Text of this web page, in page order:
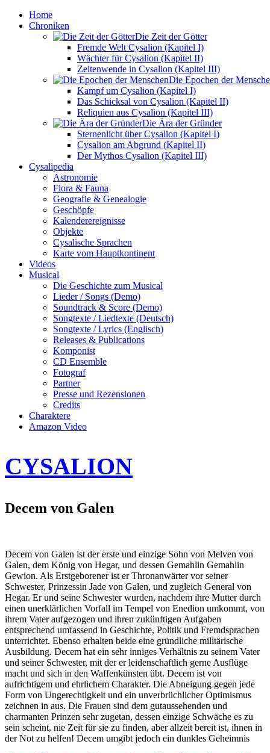
Home
Chroniken
Die Zeit der Götter
Fremde Welt Cysalion (Kapitel I)
Wächter für Cysalion (Kapitel II)
Zeitenwende in Cysalion (Kapitel III)
Die Epochen der
Kampf um Cysalion (Kapitel I)
Das Schicksal von Cysalion (Kapitel II)
Reliquien aus Cysalion (Kapitel III)
Die Ära der Gründer
Sternenlicht über Cysalion (Kapitel I)
Cysalion am Abgrund (Kapitel II)
Der Mythos Cysalion (Kapitel III)
Cysalipedia
Astronomie
Flora & Fauna
Geografie & Genealogie
Geschöpfe
Kalenderereignisse
Objekte
Cysalische Sprachen
Karte vom Hauptkontinent
Videos
Musical
Die Geschichte zum Musical
Lieder / Songs (Demo)
Soundtrack & Score (Demo)
Songtexte / Liedtexte (Deutsch)
Songtexte / Lyrics (Englisch)
Releases & Publications
Komponist
CD Ensemble
Fotograf
Partner
Presse und Rezensionen
Credits
Charaktere
Amazon Video
CYSALION
Decem von Galen
Decem von Galen ist der erste und einzige Sohn von Melven von
Galen, dem König von Hegar, und dessen Gemahlin Gemahlin
Gewion. Als Erstgeborener ist er Thronanwärter vor seiner
Schwester, Prinzessin Jade von Galen, und zugleich General von
Hegar. Er und seine Schwester wurden, nachdem ihre Mutter durch
einen unerklärlichen Vorfall im Tempel von Enedion umkommt, von
ihrem Vater aufgezogen und ihren zukünftigen Aufgaben
entsprechend umfassend in Geschichte, Politik und Fremdsprachen
unterrichtet. Ebenso erhalten beide eine gründliche militärische
Ausbildung. Decem hat ein sehr inniges Verhältnis zu seinem Vater
und seiner Schwester, mit der er leidenschaftlich gerne Ausflüge
macht und sich in den Waffenkünsten übt. Decem ist von
aufrichtigem und ehrlichem Charakter. Die Abneigung gegen jede
Form von Ungerechtigkeit und ein unverbrüchlicher Optimismus
zeichnen in aus. Die Frauen sind dem gutaussehenden und
charmanten Prinzen sehr zugetan, dessen einzige Schwäche es zu
sein scheint, nie Zeit für sie zu finden, aber allzeit bereit ist, ihnen in
der Not zu helfen! Decem umgibt jedoch ein dunkles Geheimnis